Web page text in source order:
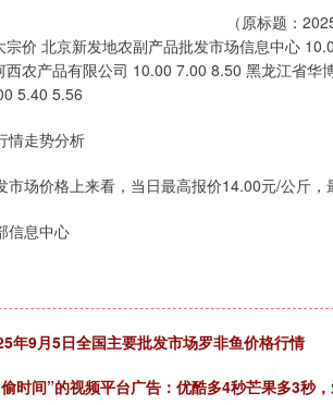
（原标题：
宗价 北京新发地农副产品批发市场信息中心
西农产品有限公司 10.00 7.00 8.50 黑龙江省
5.40 5.56
情走势分析
市场价格上来看，当日最高报价14.00元/公斤，
信息中心
年9月5日全国主要批发市场罗非鱼价格行情
时间”的视频平台广告：优酷多4秒芒果多3秒